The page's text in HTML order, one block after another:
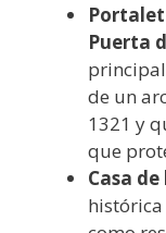
Puerta
de un
1321 y
que
Casa